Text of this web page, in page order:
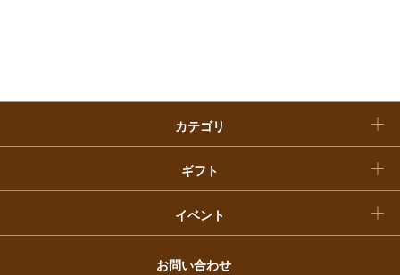
カテゴリ
ギフト
イベント
福袋
お問い合わせ